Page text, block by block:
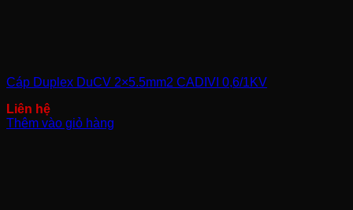
Cáp Duplex DuCV 2×5.5mm2 CADIVI 0,6/1KV
Thêm vào giỏ hàng